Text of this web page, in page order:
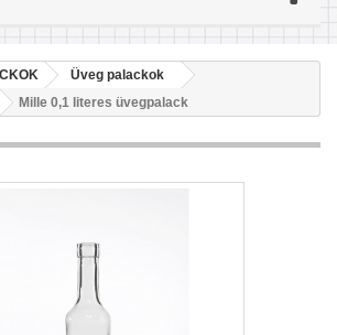
Üveg palackok
Mille 0,1 literes üvegpalack